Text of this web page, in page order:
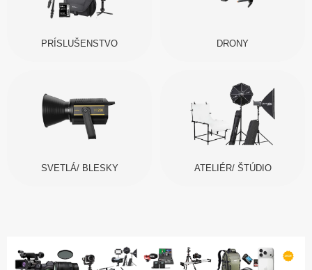
PRÍSLUŠENSTVO DRONY
SVETLÁ/ BLESKY ATELIÉR/ ŠTÚDIO